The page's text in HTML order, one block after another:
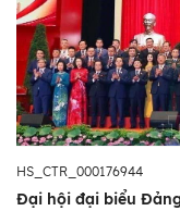
HS_CTR_000176944
Đại hội đại biểu